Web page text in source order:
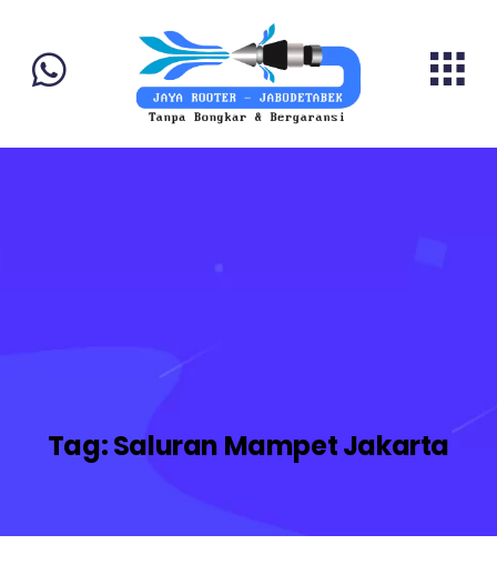
Tag:Saluran Mampet Jakarta